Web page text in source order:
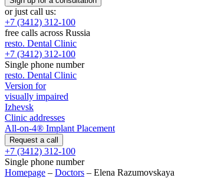
or just call us:
+7 (3412) 312-100
free calls across Russia
resto. Dental Clinic
+7 (3412) 312-100
Single phone number
resto. Dental Clinic
Version for
visually impaired
Izhevsk
Clinic addresses
All-on-4® Implant Placement
+7 (3412) 312-100
Single phone number
Homepage – Doctors – Elena Razumovskaya